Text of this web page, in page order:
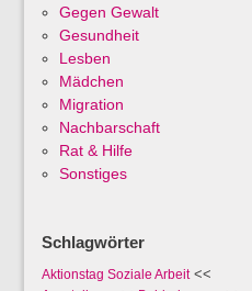
Gegen Gewalt
Gesundheit
Lesben
Mädchen
Migration
Nachbarschaft
Rat & Hilfe
Sonstiges
Schlagwörter
Aktionstag Soziale Arbeit<<